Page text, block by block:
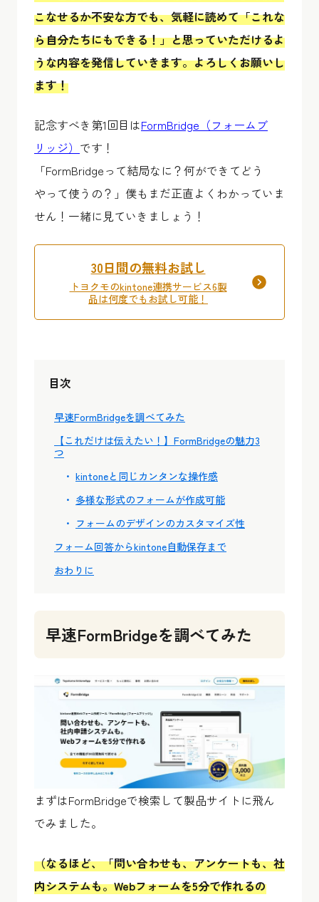
こなせるか不安な方でも、気軽に読めて「これな
ら自分たちにもできる！」と思っていただけるよ
うな内容を発信していきます。よろしくお願いし
ます！
記念すべき第1回目はFormBridge（フォームブ
リッジ） です！
「FormBridgeって結局なに？何ができてどう
やって使うの？」僕もまだ正直よくわかっていま
せん！一緒に見ていきましょう！
30日間の無料お試し
トヨクモのkintone連携サービス6製
品は何度でもお試し可能！
目次
早速FormBridgeを調べてみた
【これだけは伝えたい！】FormBridgeの魅力3
つ
kintoneと同じカンタンな操作感
多様な形式のフォームが作成可能
フォームのデザインのカスタマイズ性
フォーム回答からkintone自動保存まで
おわりに
早速FormBridgeを調べてみた
まずはFormBridgeで検索して製品サイトに飛ん
でみました。
（なるほど、「問い合わせも、アンケートも、社
内システムも。Webフォームを5分で作れるの